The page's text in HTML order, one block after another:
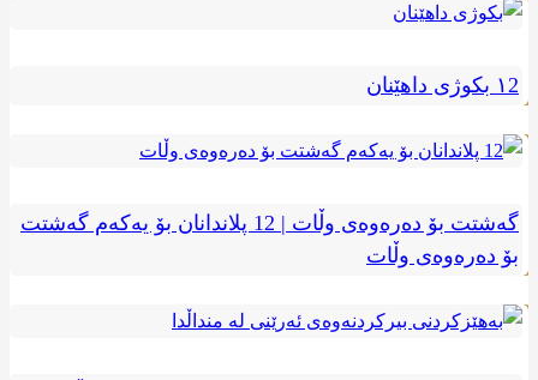
١2 بکوژی داهێنان
گەشتت بۆ دەرەوەی وڵات | 12 پلاندانان بۆ یەکەم گەشتت
بۆ دەرەوەی وڵات